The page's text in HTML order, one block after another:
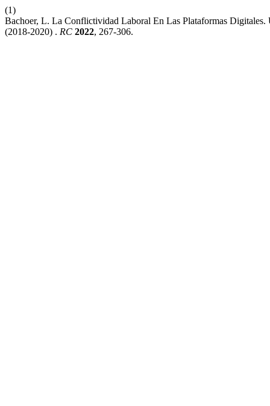
(1)
Bachoer, L. La Conflictividad Laboral En Las Plataformas
(2018-2020) . RC 2022, 267-306.